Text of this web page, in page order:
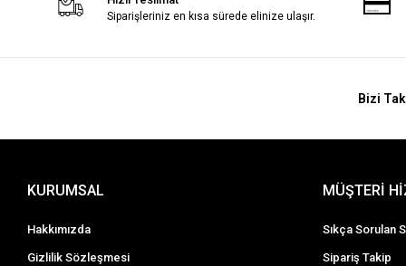
Siparişleriniz en kısa sürede elinize ulaşır.
Bizi
KURUMSAL
Hakkımızda
Gizlilik Sözleşmesi
MÜŞTERİ
Sıkça Sorulan
Sipariş Takip